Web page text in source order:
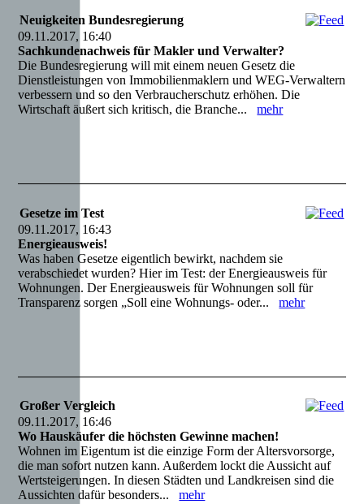
Neuigkeiten Bundesregierung
09.11.2017, 16:40
Sachkundenachweis für Makler und Verwalter?
Die Bundesregierung will mit einem neuen Gesetz die
Dienstleistungen von Immobilienmaklern und WEG-Verwaltern
verbessern und so den Verbraucherschutz erhöhen. Die
Wirtschaft äußert sich kritisch, die Branche...mehr
Gesetze im Test
09.11.2017, 16:43
Energieausweis!
Was haben Gesetze eigentlich bewirkt, nachdem sie
verabschiedet wurden? Hier im Test: der Energieausweis für
Wohnungen. Der Energieausweis für Wohnungen soll für
Transparenz sorgen „Soll eine Wohnungs- oder...mehr
Großer Vergleich
09.11.2017, 16:46
Wo Hauskäufer die höchsten Gewinne machen!
Wohnen im Eigentum ist die einzige Form der Altersvorsorge,
die man sofort nutzen kann. Außerdem lockt die Aussicht auf
Wertsteigerungen. In diesen Städten und Landkreisen sind die
Aussichten dafür besonders...mehr